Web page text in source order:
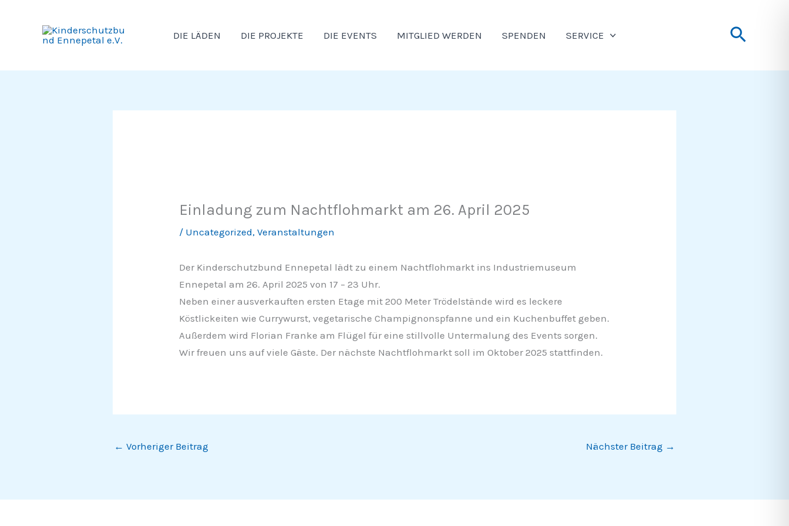
DIE LÄDEN DIE PROJEKTE DIE EVENTS MITGLIED WERDEN SPENDEN SERVICE
Einladung zum Nachtflohmarkt am 26. April 2025
/ Uncategorized,Veranstaltungen
Der Kinderschutzbund Ennepetal lädt zu einem Nachtflohmarkt ins Industriemuseum
Ennepetal am 26. April 2025 von 17 – 23 Uhr.
Neben einer ausverkauften ersten Etage mit 200 Meter Trödelstände wird es leckere
Köstlickeiten wie Currywurst, vegetarische Champignonspfanne und ein Kuchenbuffet geben.
Außerdem wird Florian Franke am Flügel für eine stillvolle Untermalung des Events sorgen.
Wir freuen uns auf viele Gäste. Der nächste Nachtflohmarkt soll im Oktober 2025 stattfinden.
← Vorheriger Beitrag Nächster Beitrag →